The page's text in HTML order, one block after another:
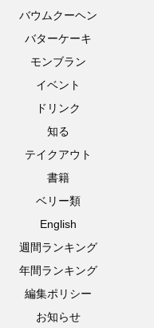
バウムクーヘン
バターケーキ
モンブラン
イベント
ドリンク
知る
テイクアウト
書籍
ベリー類
English
週間ランキング
年間ランキング
編集ポリシー
お知らせ